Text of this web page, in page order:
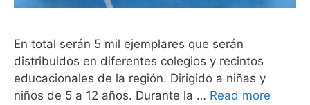
En total serán 5 mil ejemplares que serán
distribuidos en diferentes colegios y recintos
educacionales de la región. Dirigido a niñas y
niños de 5 a 12 años. Durante la … Read more